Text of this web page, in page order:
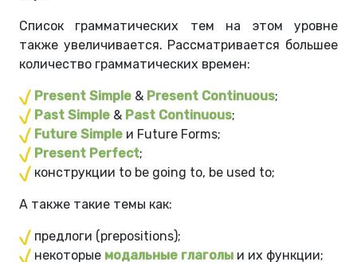
Список грамматических тем на этом уровне
также увеличивается. Рассматривается большее
количество грамматических времен:
Present Simple & Present Continuous;
Past Simple & Past Continuous;
Future Simple и Future Forms;
Present Perfect;
конструкции to be going to, be used to;
А также такие темы как:
предлоги (prepositions);
некоторые модальные глаголы и их функции;